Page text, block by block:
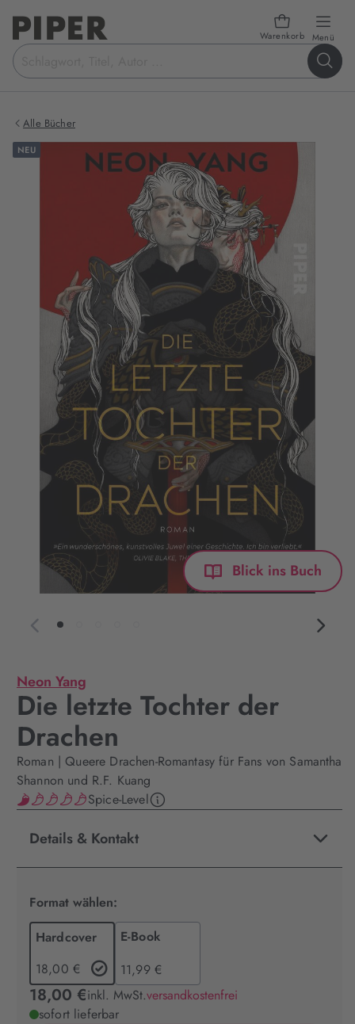
Warenkorb Menü
Suchbegriff
eingeben
Alle Bücher
NEU
Blick ins Buch
Produktbilder
Neon Yang
Die letzte Tochter der
Drachen
Roman | Queere Drachen-Romantasy für Fans von Samantha
Shannon und R.F. Kuang
Spice-Level
Details & Kontakt
Format wählen:
Hardcover
18,00 €
E-Book
11,99 €
18,00 €inkl. MwSt.versandkostenfrei
sofort lieferbar